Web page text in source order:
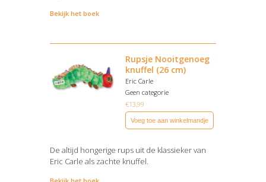
Bekijk het boek
Rupsje Nooitgenoeg
knuffel (26 cm)
Eric Carle
Geen categorie
€13,99
Voeg toe aan winkelmandje
De altijd hongerige rups uit de klassieker van
Eric Carle als zachte knuffel.